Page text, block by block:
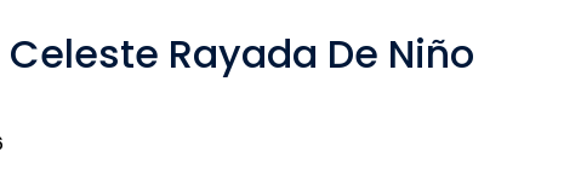
Rayada De Niño